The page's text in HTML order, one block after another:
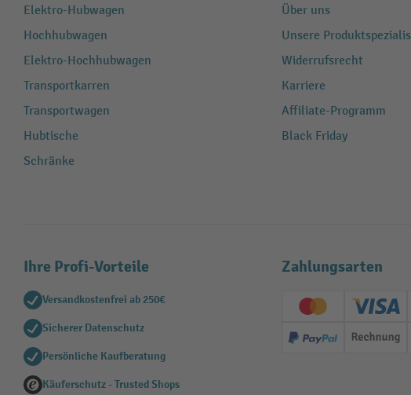
Elektro-Hubwagen
Hochhubwagen
Elektro-Hochhubwagen
Transportkarren
Transportwagen
Hubtische
Schränke
Über uns
Unsere
Widerrufsrecht
Karriere
Affiliate-Programm
Black Friday
Ihre Profi-Vorteile
Versandkostenfrei ab 250€
Sicherer Datenschutz
Persönliche Kaufberatung
Käuferschutz - Trusted Shops
Zahlungsarten
Creditcard (Master)
PayPal